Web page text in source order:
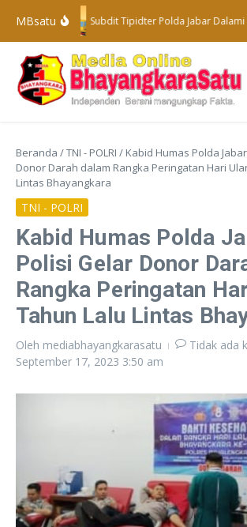
Lewati ke konten
MBsatu
Subdit Tipidter Polda Jabar
Beranda /TNI - POLRI / Kabid Humas Polda
Donor Darah dalam Rangka Peringatan Hari
Lintas Bhayangkara
TNI - POLRI
Kabid Humas Polda
Polisi Gelar Donor
Rangka Peringatan
Tahun Lalu Lintas
Oleh mediabhayangkarasatu
Tidak ada
September 17, 2023 3:50 am